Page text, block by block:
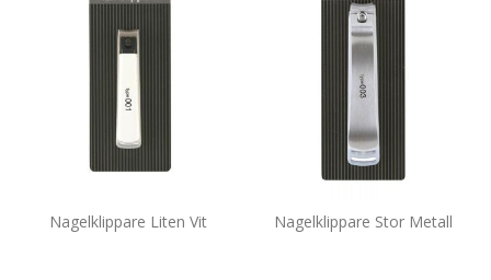
Nagelklippare Liten Vit Nagelklippare Stor Metall